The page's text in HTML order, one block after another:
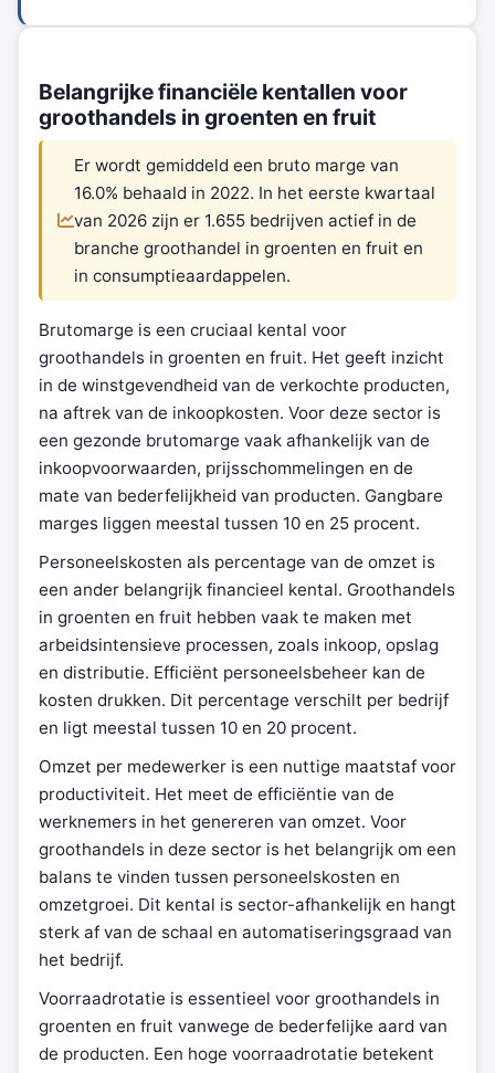
Belangrijke financiële kentallen voor
groothandels in groenten en fruit
Er wordt gemiddeld een bruto marge van
16.0% behaald in 2022. In het eerste kwartaal
van 2026 zijn er 1.655 bedrijven actief in de
branche groothandel in groenten en fruit en
in consumptieaardappelen.
Brutomarge is een cruciaal kental voor
groothandels in groenten en fruit. Het geeft inzicht
in de winstgevendheid van de verkochte producten,
na aftrek van de inkoopkosten. Voor deze sector is
een gezonde brutomarge vaak afhankelijk van de
inkoopvoorwaarden, prijsschommelingen en de
mate van bederfelijkheid van producten. Gangbare
marges liggen meestal tussen 10 en 25 procent.
Personeelskosten als percentage van de omzet is
een ander belangrijk financieel kental. Groothandels
in groenten en fruit hebben vaak te maken met
arbeidsintensieve processen, zoals inkoop, opslag
en distributie. Efficiënt personeelsbeheer kan de
kosten drukken. Dit percentage verschilt per bedrijf
en ligt meestal tussen 10 en 20 procent.
Omzet per medewerker is een nuttige maatstaf voor
productiviteit. Het meet de efficiëntie van de
werknemers in het genereren van omzet. Voor
groothandels in deze sector is het belangrijk om een
balans te vinden tussen personeelskosten en
omzetgroei. Dit kental is sector-afhankelijk en hangt
sterk af van de schaal en automatiseringsgraad van
het bedrijf.
Voorraadrotatie is essentieel voor groothandels in
groenten en fruit vanwege de bederfelijke aard van
de producten. Een hoge voorraadrotatie betekent